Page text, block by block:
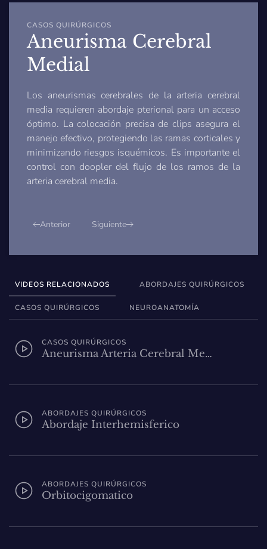
CASOS QUIRÚRGICOS
Aneurisma Cerebral
Medial
Los aneurismas cerebrales de la arteria cerebral
media requieren abordaje pterional para un acceso
óptimo. La colocación precisa de clips asegura el
manejo efectivo, protegiendo las ramas corticales y
minimizando riesgos isquémicos. Es importante el
control con doopler del flujo de los ramos de la
arteria cerebral media.
Anterior Siguiente
VIDEOS RELACIONADOS ABORDAJES QUIRÚRGICOS
CASOS QUIRÚRGICOS NEUROANATOMÍA
CASOS QUIRÚRGICOS
Aneurisma Arteria Cerebral Me…
ABORDAJES QUIRÚRGICOS
Abordaje Interhemisferico
ABORDAJES QUIRÚRGICOS
Orbitocigomatico